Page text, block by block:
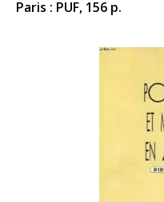
Paris : PUF, 156 p.